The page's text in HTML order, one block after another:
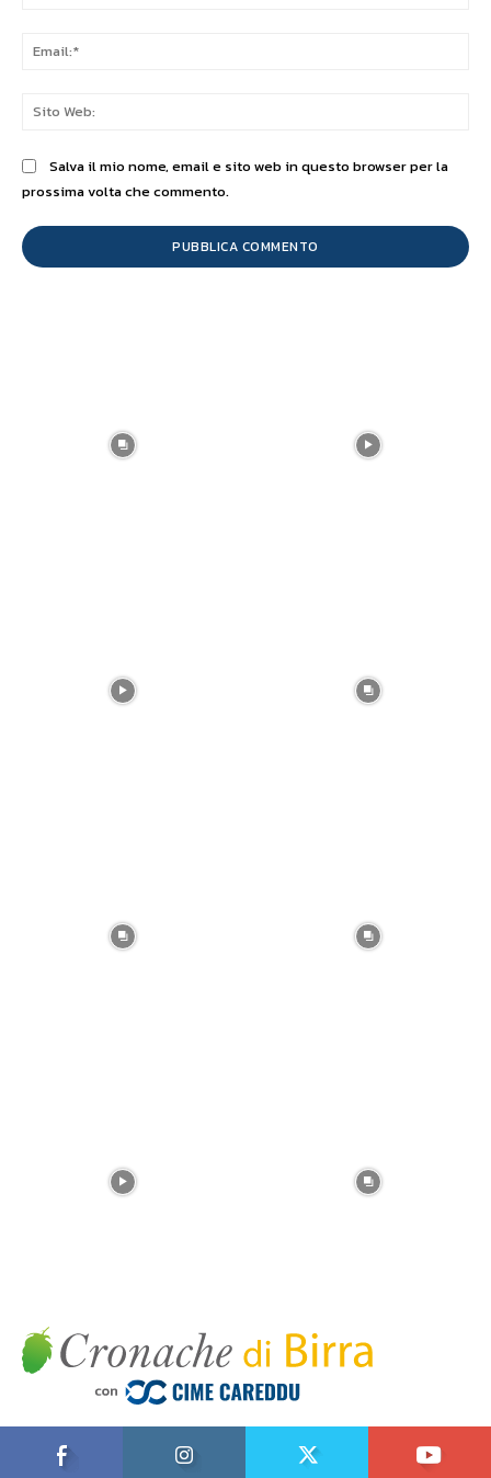
Salva il mio nome, email e sito web in questo browser per la
prossima volta che commento.